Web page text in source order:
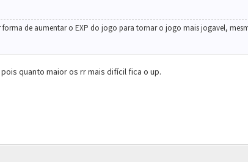
de aumentar o EXP do jogo para tornar o jogo mais jogavel,
quanto maior os rr mais difícil fica o up.